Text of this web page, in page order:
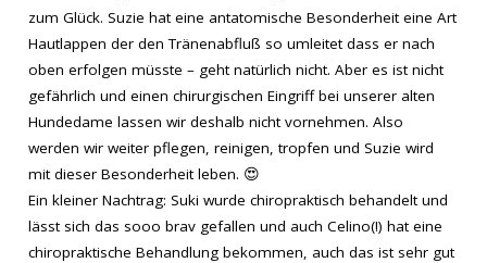
zum Glück. Suzie hat eine antatomische Besonderheit eine Art
Hautlappen der den Tränenabfluß so umleitet dass er nach
oben erfolgen müsste – geht natürlich nicht. Aber es ist nicht
gefährlich und einen chirurgischen Eingriff bei unserer alten
Hundedame lassen wir deshalb nicht vornehmen. Also
werden wir weiter pflegen, reinigen, tropfen und Suzie wird
mit dieser Besonderheit leben. 😍
Ein kleiner Nachtrag: Suki wurde chiropraktisch behandelt und
lässt sich das sooo brav gefallen und auch Celino(!) hat eine
chiropraktische Behandlung bekommen, auch das ist sehr gut